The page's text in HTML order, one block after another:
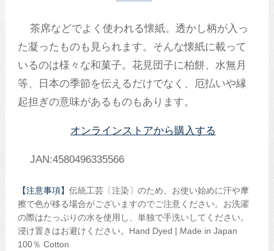
茶席などでよく使われる懐紙。透かし柄が入っ
た凝ったものも見られます。そんな懐紙に載って
いるのは様々な和菓子。花見団子に柏餅、水無月
等、日本の季節を伝えるだけでなく、厄払いや縁
起担ぎの意味があるものもあります。
オンラインストアから購入する
JAN:4580496335566
【注意事項】 伝統工芸〔注染〕のため、お使い始めに汗や摩
擦で色が移る場合がございますのでご注意ください。お洗濯
の際はたっぷりの水を使用し、単独で手洗いしてください。
浸け置きはお避けください。Hand Dyed | Made in Japan
100％ Cotton